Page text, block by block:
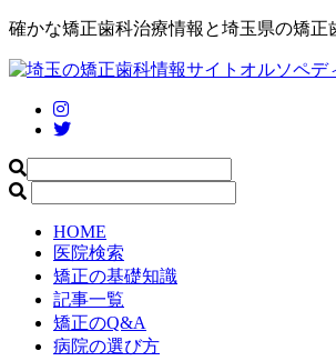
確かな矯正歯科治療情報と埼玉県の矯
HOME
医院検索
矯正の基礎知識
記事一覧
矯正のQ&A
病院の選び方